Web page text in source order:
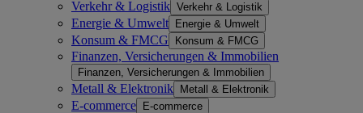
Verkehr & Logistik Verkehr & Logistik
Energie & Umwelt Energie & Umwelt
Konsum & FMCG Konsum & FMCG
Finanzen, Versicherungen & Immobilien
Finanzen, Versicherungen & Immobilien
Metall & Elektronik Metall & Elektronik
E-commerce E-commerce